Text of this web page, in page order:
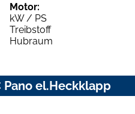
Motor:
kW / PS
Treibstoff
Hubraum
Pano el.Heckklapp